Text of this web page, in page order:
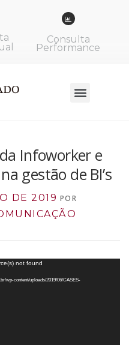
Consulta
Performance
Infoworker e
gestão de BI’s
DE 2019 POR
not found
wp-content/uploads/2019/06/CASES-